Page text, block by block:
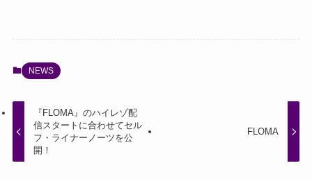
NEWS
『FLOMA』のハイレゾ配
信スタートに合わせてセル
フ・ライナーノーツを公
開！
FLOMA